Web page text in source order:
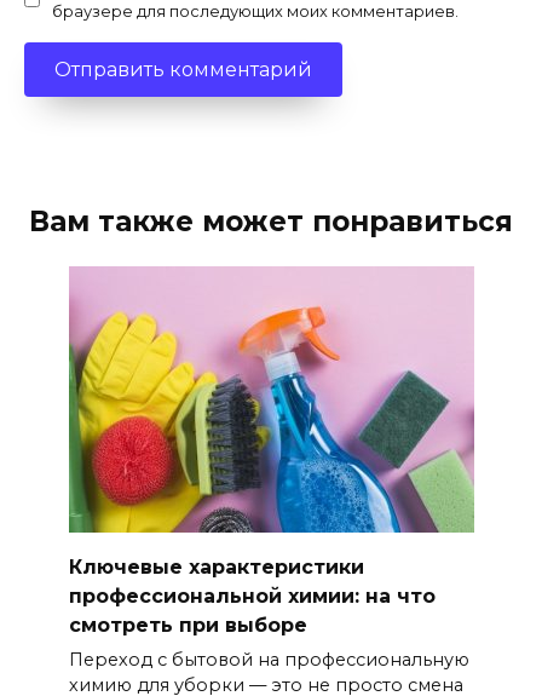
браузере для последующих моих комментариев.
Вам также может понравиться
Ключевые характеристики
профессиональной химии: на что
смотреть при выборе
Переход с бытовой на профессиональную
химию для уборки — это не просто смена